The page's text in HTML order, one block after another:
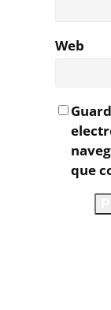
Web
que